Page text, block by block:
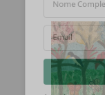
Nome
Email